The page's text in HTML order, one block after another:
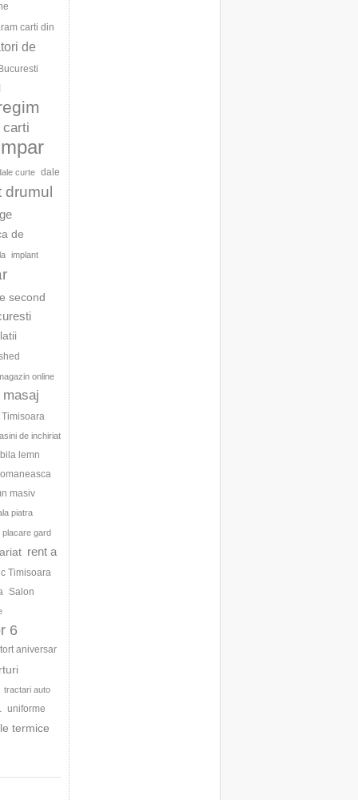
carti din
de
carti
curte dale
drumul
de
implant
second
online
masaj
de inchiriat
lemn
masiv
piatra
placare gard
rent a
Timisoara
Salon
6
tort aniversar
tractari auto
uniforme
termice